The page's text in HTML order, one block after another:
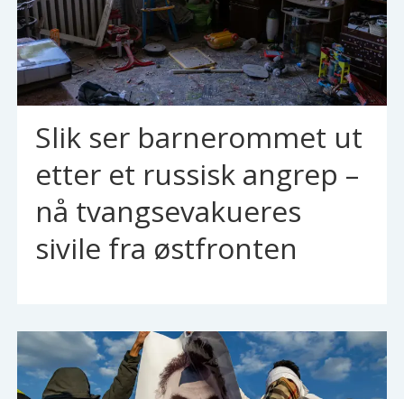
Slik ser barnerommet ut
etter et russisk angrep –
nå tvangsevakueres
sivile fra østfronten